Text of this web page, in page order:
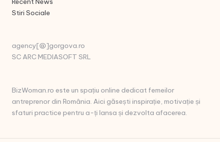
Stiri Sociale
agency[@]gorgova.ro
SC ARC MEDIASOFT SRL
BizWoman.ro este un spațiu online dedicat femeilor
antreprenor din România. Aici găsești inspirație, motivație și
sfaturi practice pentru a-ți lansa și dezvolta afacerea.